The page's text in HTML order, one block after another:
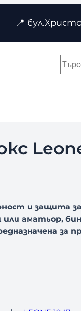
📍
и защита
или аматьор,
за